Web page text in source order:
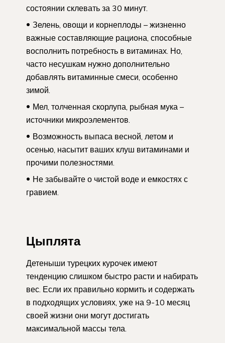
состоянии склевать за 30 минут.
Зелень, овощи и корнеплоды – жизненно
важные составляющие рациона, способные
восполнить потребность в витаминах. Но,
часто несушкам нужно дополнительно
добавлять витаминные смеси, особенно
зимой.
Мел, толченная скорлупа, рыбная мука –
источники микроэлементов.
Возможность выпаса весной, летом и
осенью, насытит ваших клуш витаминами и
прочими полезностями.
Не забывайте о чистой воде и емкостях с
гравием.
Цыплята
Детеныши турецких курочек имеют
тенденцию слишком быстро расти и набирать
вес. Если их правильно кормить и содержать
в подходящих условиях, уже на 9-10 месяц
своей жизни они могут достигать
максимальной массы тела.